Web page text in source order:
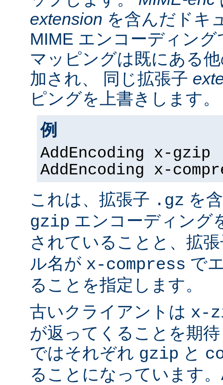
extension を含んだドキ
MIME エンコーディン
マッピングは既にある
加され、 同じ拡張子
ピングを上書きします。
例
AddEncoding x-gzip
AddEncoding x-
これは、拡張子 .gz を
gzip エンコーディング
されていることと、拡
ル名が x-compress で
ることを指定します。
古いクライアントは x-
が返ってくることを期
ではそれぞれ gzip と
ることになっています